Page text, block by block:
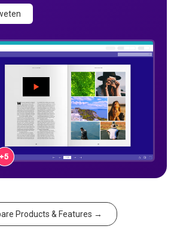
Products & Features →